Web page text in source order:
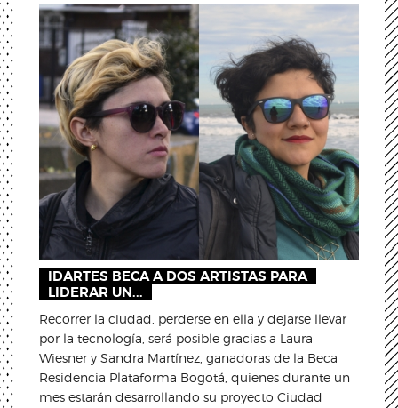
IDARTES BECA A DOS ARTISTAS PARA
LIDERAR UN...
Recorrer la ciudad, perderse en ella y dejarse llevar
por la tecnología, será posible gracias a Laura
Wiesner y Sandra Martínez, ganadoras de la Beca
Residencia Plataforma Bogotá, quienes durante un
mes estarán desarrollando su proyecto Ciudad